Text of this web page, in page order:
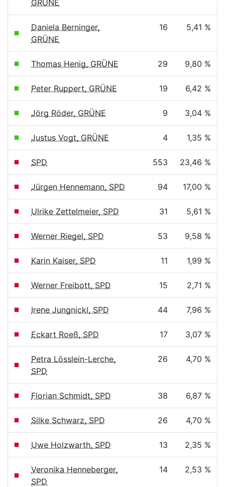
GRÜNE
Daniela Berninger,
GRÜNE
16 5,41 %
Thomas Henig, GRÜNE 29 9,80 %
Peter Ruppert, GRÜNE 19 6,42 %
Jörg Röder, GRÜNE 9 3,04 %
Justus Vogt, GRÜNE 4 1,35 %
SPD 553 23,46 %
Jürgen Hennemann, SPD 94 17,00 %
Ulrike Zettelmeier, SPD 31 5,61 %
Werner Riegel, SPD 53 9,58 %
Karin Kaiser, SPD 11 1,99 %
Werner Freibott, SPD 15 2,71 %
Irene Jungnickl, SPD 44 7,96 %
Eckart Roeß, SPD 17 3,07 %
Petra Lösslein-Lerche,
SPD
26 4,70 %
Florian Schmidt, SPD 38 6,87 %
Silke Schwarz, SPD 26 4,70 %
Uwe Holzwarth, SPD 13 2,35 %
Veronika Henneberger,
SPD
14 2,53 %